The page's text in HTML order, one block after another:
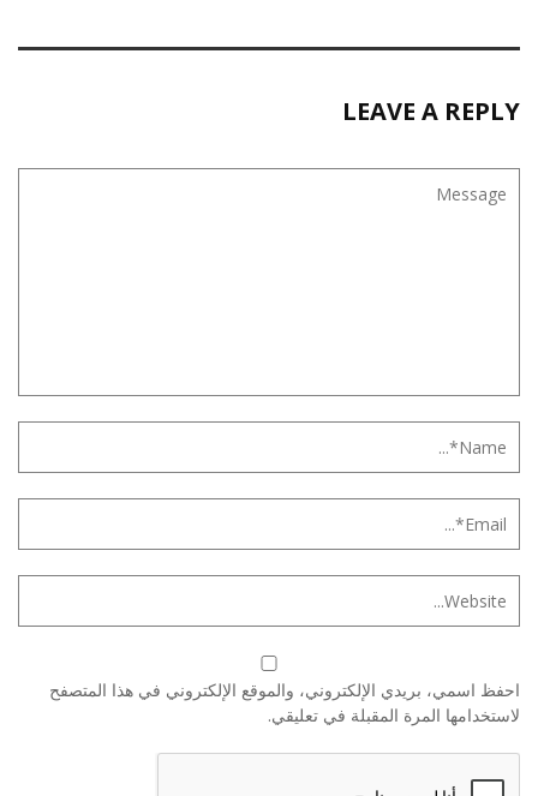
LEAVE A REPLY
احفظ اسمي، بريدي الإلكتروني، والموقع الإلكتروني في هذا المتصفح
لاستخدامها المرة المقبلة في تعليقي.